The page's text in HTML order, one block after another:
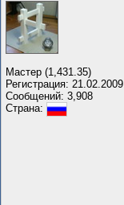
Мастер (1,431.35)
Регистрация: 21.02.2009
Сообщений: 3,908
Страна: